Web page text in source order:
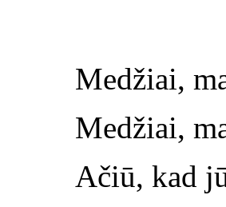
Medžiai,
Medžiai,
Ačiū, kad